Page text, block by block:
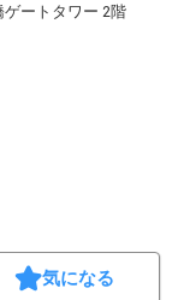
ゲートタワー 2階
気になる